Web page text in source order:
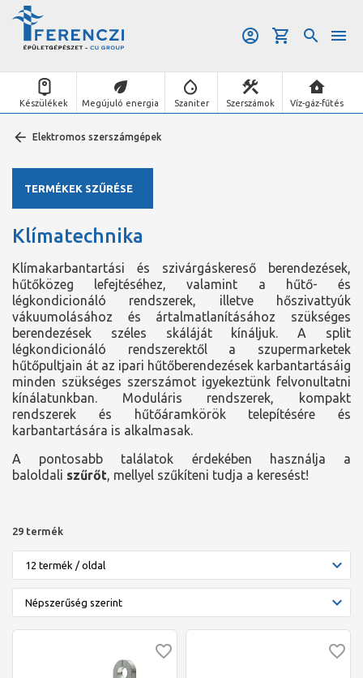
Készülékek Megújuló energia Szaniter Szerszámok Víz-gáz-fűtés
Elektromos szerszámgépek
Klímatechnika
Klímakarbantartási és szivárgáskereső berendezések,
hűtőközeg lefejtéséhez, valamint a hűtő- és
légkondicionáló rendszerek, illetve hőszivattyúk
vákuumolásához és ártalmatlanításához szükséges
berendezések széles skáláját kínáljuk. A split
légkondicionáló rendszerektől a szupermarketek
hűtőpultjain át az ipari hűtőberendezések karbantartásáig
minden szükséges szerszámot igyekeztünk felvonultatni
kínálatunkban. Moduláris rendszerek, kompakt
rendszerek és hűtőáramkörök telepítésére és
karbantartására is alkalmasak.
A pontosabb találatok érdekében használja a
baloldali szűrőt, mellyel szűkíteni tudja a keresést!
29 termék
TERMÉKEK SZŰRÉSE